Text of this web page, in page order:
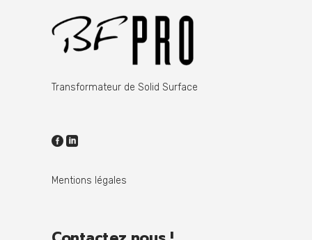
Transformateur de Solid Surface
Mentions légales